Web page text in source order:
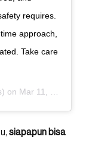
requires.
approach,
Take care
on Mar 11, 2020 at 6:08pm PDT
siapapun bisa